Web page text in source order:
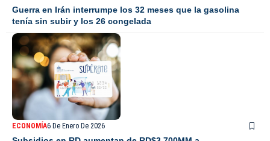
Guerra en Irán interrumpe los 32 meses que la gasolina
tenía sin subir y los 26 congelada
ECONOMÍA6 De Enero De 2026